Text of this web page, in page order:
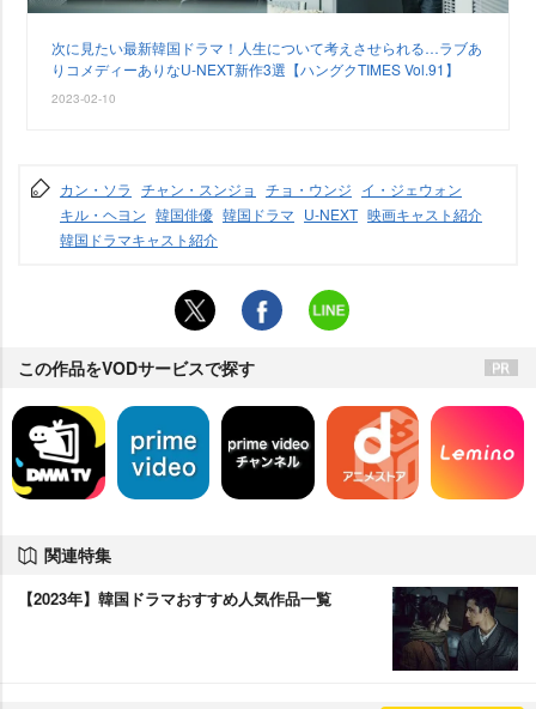
次に見たい最新韓国ドラマ！人生について考えさせられる…ラブあ
りコメディーありなU-NEXT新作3選【ハングクTIMES Vol.91】
2023-02-10
カン・ソラ チャン・スンジョ チョ・ウンジ イ・ジェウォン
キル・ヘヨン 韓国俳優 韓国ドラマ U-NEXT 映画キャスト紹介
韓国ドラマキャスト紹介
この作品をVODサービスで探す
関連特集
【2023年】韓国ドラマおすすめ人気作品一覧